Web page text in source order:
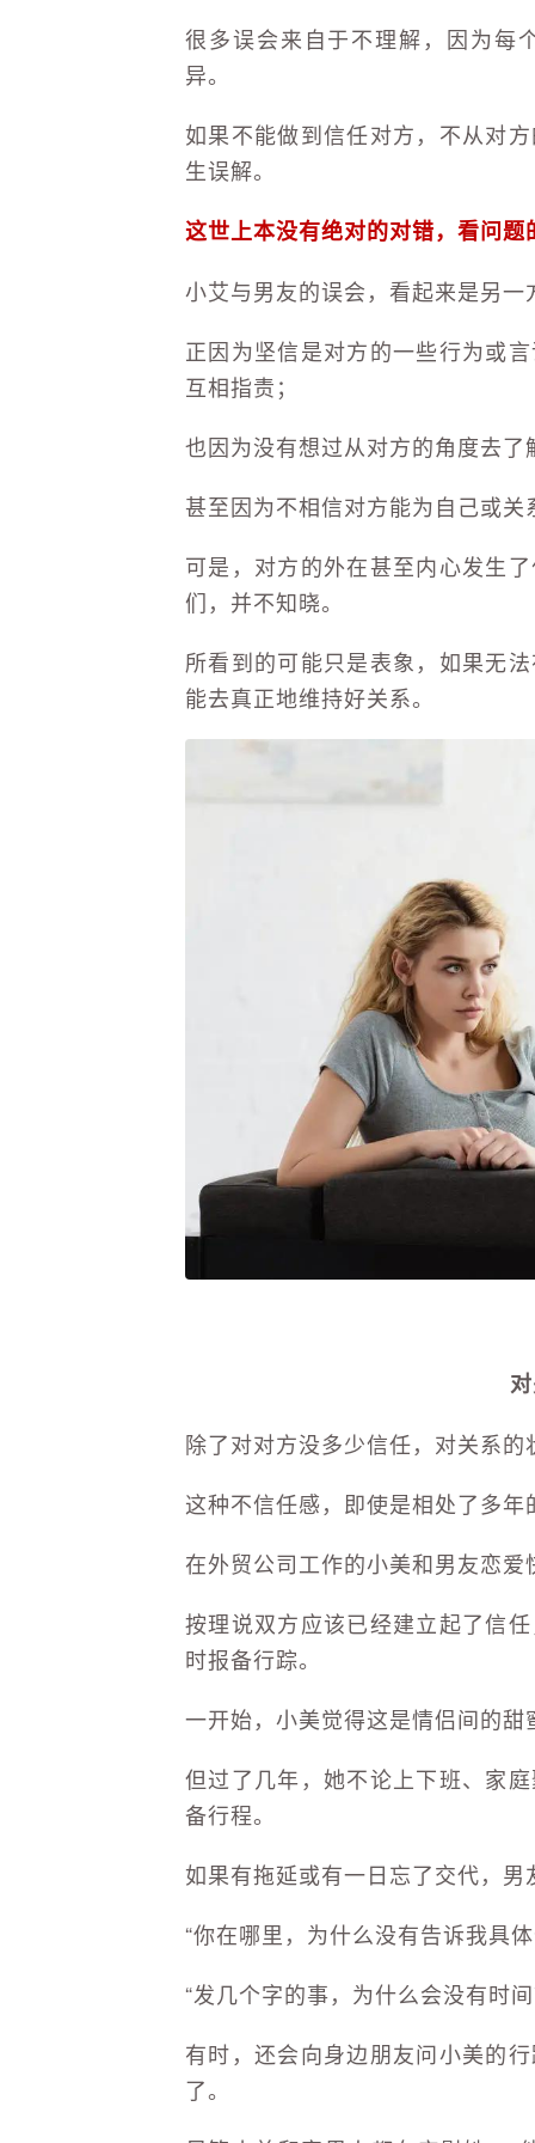
很多误会来自于不理解，因为每
异。
如果不能做到信任对方，不从对
生误解。
这世上本没有绝对的对错，看问
小艾与男友的误会，看起来是另
正因为坚信是对方的一些行为或
互相指责；
也因为没有想过从对方的角度去
甚至因为不相信对方能为自己或
可是，对方的外在甚至内心发生
们，并不知晓。
所看到的可能只是表象，如果无
能去真正地维持好关系。
除了对对方没多少信任，对关系
这种不信任感，即使是相处了多
在外贸公司工作的小美和男友恋
按理说双方应该已经建立起了信
时报备行踪。
一开始，小美觉得这是情侣间的甜
但过了几年，她不论上下班、家
备行程。
如果有拖延或有一日忘了交代，男
“你在哪里，为什么没有告诉我具
“发几个字的事，为什么会没有时
有时，还会向身边朋友问小美的
了。